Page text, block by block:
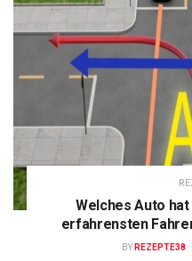
Welches Auto
erfahrensten
BY REZEPTE38